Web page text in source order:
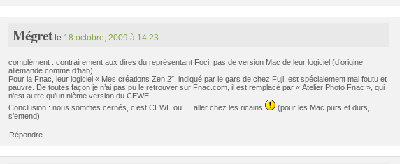
Mégret le 18 octobre, 2009 à 14:23:
complément : contrairement aux dires du représentant Foci, pas de version Mac de leur logiciel (d’origine
allemande comme d’hab)
Pour la Fnac, leur logiciel « Mes créations Zen 2″, indiqué par le gars de chez Fuji, est spécialement mal foutu et
pauvre. De toutes façon je n’ai pas pu le retrouver sur Fnac.com, il est remplacé par « Atelier Photo Fnac », qui
n’est autre qu’un nième version du CEWE.
Conclusion : nous sommes cernés, c’est CEWE ou … aller chez les ricains
(pour les Mac purs et durs,
s’entend).
Répondre